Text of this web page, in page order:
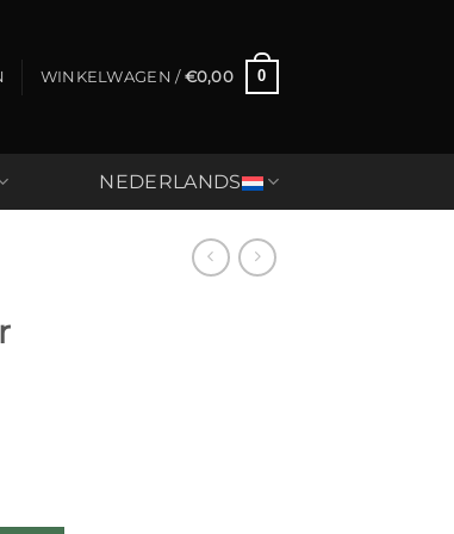
WINKELWAGEN / €0,00 0
NEDERLANDS